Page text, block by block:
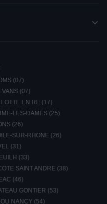
(07)
(07)
EN RE (17)
LES-DAMES (25)
(26)
SUR-RHONE (26)
(31)
(33)
SAINT ANDRE (38)
(46)
GONTIER (53)
NANCY (54)